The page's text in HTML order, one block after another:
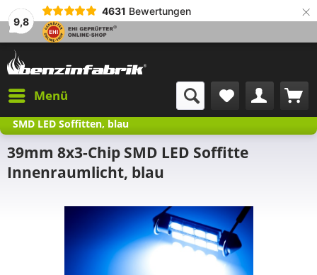
9,8
4631 Bewertungen ×
Menü
SMD LED Soffitten, blau
39mm 8x3-Chip SMD LED Soffitte
Innenraumlicht, blau